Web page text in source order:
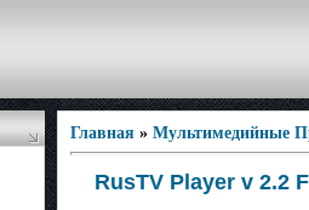
Главная » Мультимедийные
RusTV Player v 2.2